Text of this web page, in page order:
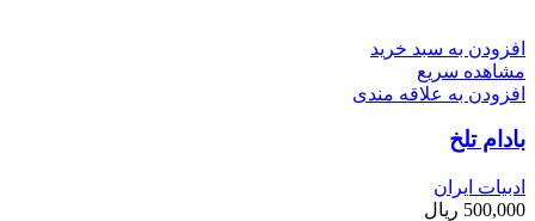
افزودن به سبد خرید
مشاهده سریع
افزودن به علاقه مندی
بادام تلخ
ادبیات ایران
500,000 ریال